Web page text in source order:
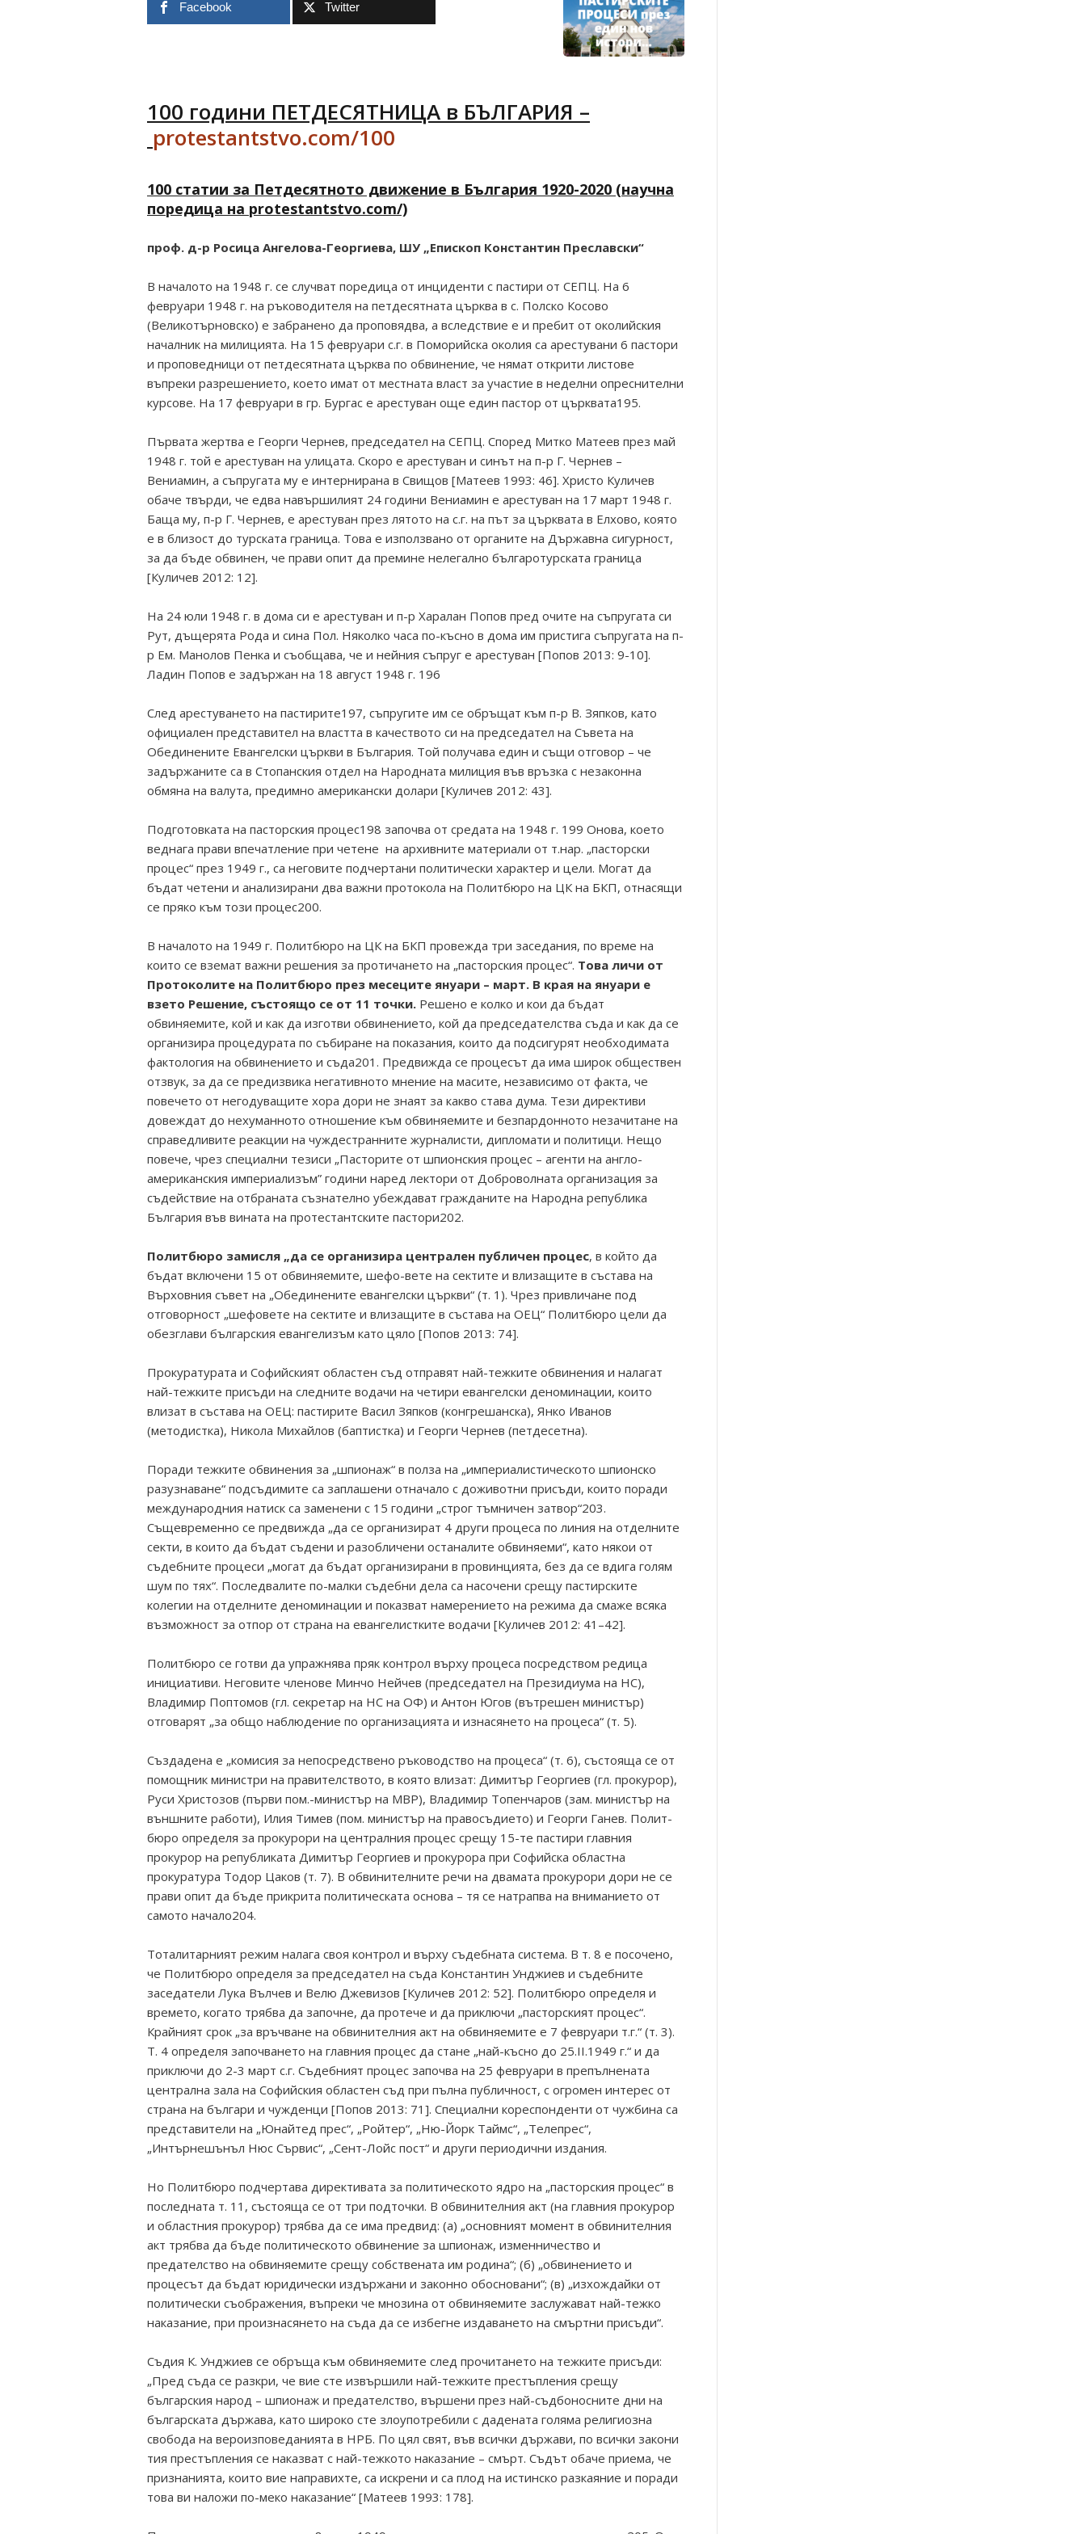
Facebook Twitter
100 години ПЕТДЕСЯТНИЦА в БЪЛГАРИЯ –
protestantstvo.com/100
100 статии за Петдесятното движение в България 1920-2020 (научна
поредица на protestantstvo.com/)
проф. д-р Росица Ангелова-Георгиева, ШУ „Епископ Константин Преславски“
В началото на 1948 г. се случват поредица от инциденти с пастири от СЕПЦ. На 6
февруари 1948 г. на ръководителя на петдесятната църква в с. Полско Косово
(Великотърновско) е забранено да проповядва, а вследствие е и пребит от околийския
началник на милицията. На 15 февруари с.г. в Поморийска околия са арестувани 6 пастори
и проповедници от петдесятната църква по обвинение, че нямат открити листове
въпреки разрешението, което имат от местната власт за участие в неделни опреснителни
курсове. На 17 февруари в гр. Бургас е арестуван още един пастор от църквата195.
Първата жертва е Георги Чернев, председател на СЕПЦ. Според Митко Матеев през май
1948 г. той е арестуван на улицата. Скоро е арестуван и синът на п-р Г. Чернев –
Вениамин, а съпругата му е интернирана в Свищов [Матеев 1993: 46]. Христо Куличев
обаче твърди, че едва навършилият 24 години Вениамин е арестуван на 17 март 1948 г.
Баща му, п-р Г. Чернев, е арестуван през лятото на с.г. на път за църквата в Елхово, която
е в близост до турската граница. Това е използвано от органите на Държавна сигурност,
за да бъде обвинен, че прави опит да премине нелегално българотурската граница
[Куличев 2012: 12].
На 24 юли 1948 г. в дома си е арестуван и п-р Харалан Попов пред очите на съпругата си
Рут, дъщерята Рода и сина Пол. Няколко часа по-късно в дома им пристига съпругата на п-
р Ем. Манолов Пенка и съобщава, че и нейния съпруг е арестуван [Попов 2013: 9-10].
Ладин Попов е задържан на 18 август 1948 г. 196
След арестуването на пастирите197, съпругите им се обръщат към п-р В. Зяпков, като
официален представител на властта в качеството си на председател на Съвета на
Обединените Евангелски църкви в България. Той получава един и същи отговор – че
задържаните са в Стопанския отдел на Народната милиция във връзка с незаконна
обмяна на валута, предимно американски долари [Куличев 2012: 43].
Подготовката на пасторския процес198 започва от средата на 1948 г. 199 Онова, което
веднага прави впечатление при четене на архивните материали от т.нар. „пасторски
процес“ през 1949 г., са неговите подчертани политически характер и цели. Могат да
бъдат четени и анализирани два важни протокола на Политбюро на ЦК на БКП, отнасящи
се пряко към този процес200.
В началото на 1949 г. Политбюро на ЦК на БКП провежда три заседания, по време на
които се вземат важни решения за протичането на „пасторския процес“. Това личи от
Протоколите на Политбюро през месеците януари – март. В края на януари е
взето Решение, състоящо се от 11 точки. Решено е колко и кои да бъдат
обвиняемите, кой и как да изготви обвинението, кой да председателства съда и как да се
организира процедурата по събиране на показания, които да подсигурят необходимата
фактология на обвинението и съда201. Предвижда се процесът да има широк обществен
отзвук, за да се предизвика негативното мнение на масите, независимо от факта, че
повечето от негодуващите хора дори не знаят за какво става дума. Тези директиви
довеждат до нехуманното отношение към обвиняемите и безпардонното незачитане на
справедливите реакции на чуждестранните журналисти, дипломати и политици. Нещо
повече, чрез специални тезиси „Пасторите от шпионския процес – агенти на англо-
американския империализъм” години наред лектори от Доброволната организация за
съдействие на отбраната съзнателно убеждават гражданите на Народна република
България във вината на протестантските пастори202.
Политбюро замисля „да се организира централен публичен процес, в който да
бъдат включени 15 от обвиняемите, шефо-вете на сектите и влизащите в състава на
Върховния съвет на „Обединените евангелски църкви“ (т. 1). Чрез привличане под
отговорност „шефовете на сектите и влизащите в състава на ОЕЦ“ Политбюро цели да
обезглави българския евангелизъм като цяло [Попов 2013: 74].
Прокуратурата и Софийският областен съд отправят най-тежките обвинения и налагат
най-тежките присъди на следните водачи на четири евангелски деноминации, които
влизат в състава на ОЕЦ: пастирите Васил Зяпков (конгрешанска), Янко Иванов
(методистка), Никола Михайлов (баптистка) и Георги Чернев (петдесетна).
Поради тежките обвинения за „шпионаж“ в полза на „империалистическото шпионско
разузнаване“ подсъдимите са заплашени отначало с доживотни присъди, които поради
международния натиск са заменени с 15 години „строг тъмничен затвор“203.
Същевременно се предвижда „да се организират 4 други процеса по линия на отделните
секти, в които да бъдат съдени и разобличени останалите обвиняеми“, като някои от
съдебните процеси „могат да бъдат организирани в провинцията, без да се вдига голям
шум по тях“. Последвалите по-малки съдебни дела са насочени срещу пастирските
колегии на отделните деноминации и показват намерението на режима да смаже всяка
възможност за отпор от страна на евангелистките водачи [Куличев 2012: 41–42].
Политбюро се готви да упражнява пряк контрол върху процеса посредством редица
инициативи. Неговите членове Минчо Нейчев (председател на Президиума на НС),
Владимир Поптомов (гл. секретар на НС на ОФ) и Антон Югов (вътрешен министър)
отговарят „за общо наблюдение по организацията и изнасянето на процеса“ (т. 5).
Създадена е „комисия за непосредствено ръководство на процеса“ (т. 6), състояща се от
помощник министри на правителството, в която влизат: Димитър Георгиев (гл. прокурор),
Руси Христозов (първи пом.-министър на МВР), Владимир Топенчаров (зам. министър на
външните работи), Илия Тимев (пом. министър на правосъдието) и Георги Ганев. Полит-
бюро определя за прокурори на централния процес срещу 15-те пастири главния
прокурор на републиката Димитър Георгиев и прокурора при Софийска областна
прокуратура Тодор Цаков (т. 7). В обвинителните речи на двамата прокурори дори не се
прави опит да бъде прикрита политическата основа – тя се натрапва на вниманието от
самото начало204.
Тоталитарният режим налага своя контрол и върху съдебната система. В т. 8 е посочено,
че Политбюро определя за председател на съда Константин Унджиев и съдебните
заседатели Лука Вълчев и Велю Джевизов [Куличев 2012: 52]. Политбюро определя и
времето, когато трябва да започне, да протече и да приключи „пасторският процес“.
Крайният срок „за връчване на обвинителния акт на обвиняемите е 7 февруари т.г.“ (т. 3).
Т. 4 определя започването на главния процес да стане „най-късно до 25.II.1949 г.“ и да
приключи до 2-3 март с.г. Съдебният процес започва на 25 февруари в препълнената
централна зала на Софийския областен съд при пълна публичност, с огромен интерес от
страна на българи и чужденци [Попов 2013: 71]. Специални кореспонденти от чужбина са
представители на „Юнайтед прес“, „Ройтер“, „Ню-Йорк Таймс“, „Телепрес“,
„Интърнешънъл Нюс Сървис“, „Сент-Лойс пост“ и други периодични издания.
Но Политбюро подчертава директивата за политическото ядро на „пасторския процес“ в
последната т. 11, състояща се от три подточки. В обвинителния акт (на главния прокурор
и областния прокурор) трябва да се има предвид: (а) „основният момент в обвинителния
акт трябва да бъде политическото обвинение за шпионаж, изменничество и
предателство на обвиняемите срещу собствената им родина“; (б) „обвинението и
процесът да бъдат юридически издържани и законно обосновани“; (в) „изхождайки от
политически съображения, въпреки че мнозина от обвиняемите заслужават най-тежко
наказание, при произнасянето на съда да се избегне издаването на смъртни присъди“.
Съдия К. Унджиев се обръща към обвиняемите след прочитането на тежките присъди:
„Пред съда се разкри, че вие сте извършили най-тежките престъпления срещу
българския народ – шпионаж и предателство, вършени през най-съдбоносните дни на
българската държава, като широко сте злоупотребили с дадената голяма религиозна
свобода на вероизповеданията в НРБ. По цял свят, във всички държави, по всички закони
тия престъпления се наказват с най-тежкото наказание – смърт. Съдът обаче приема, че
признанията, които вие направихте, са искрени и са плод на истинско разкаяние и поради
това ви наложи по-меко наказание“ [Матеев 1993: 178].